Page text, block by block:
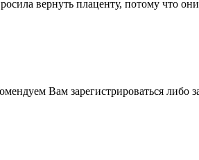
вернуть плаценту, потому что
Вам зарегистрироваться либо